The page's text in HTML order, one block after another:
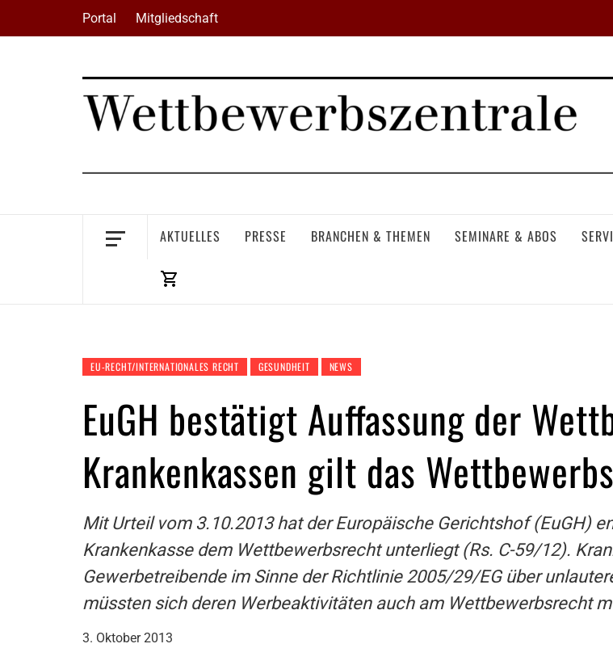
Portal Mitgliedschaft
AKTUELLES PRESSE BRANCHEN & THEMEN SEMINARE & ABOS
EU-RECHT/INTERNATIONALES RECHT GESUNDHEIT NEWS
EuGH bestätigt Auffassung der
Krankenkassen gilt das
Mit Urteil vom 3.10.2013 hat der Europäische Gerichtshof (EuGH)
Krankenkasse dem Wettbewerbsrecht unterliegt (Rs. C-59/12).
Gewerbetreibende im Sinne der Richtlinie 2005/29/EG über
müssten sich deren Werbeaktivitäten auch am Wettbewerbsrecht
3. Oktober 2013